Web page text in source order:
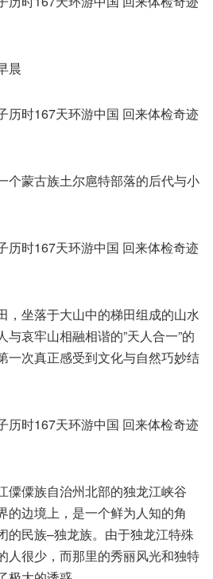
晨
个蒙古族土尔扈特部落的后代与小
，坐落于大山中的梯田组成的山水
哀牢山相融相谐的”天人合一”的
一次真正感受到文化与自然巧妙结
僳僳族自治州北部的独龙江峡谷
的边境上，是一个鲜为人知的角
的民族–独龙族。由于独龙江特殊
人很少，而那里的秀丽风光和独特